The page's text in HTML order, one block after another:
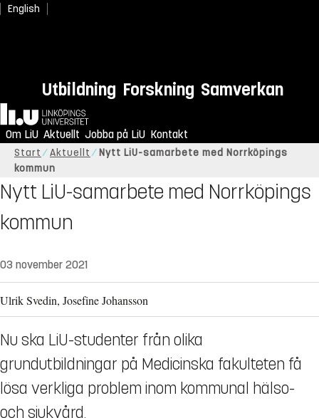
English
Utbildning Forskning Samverkan
Hem
Om LiU Aktuellt Jobba på LiU Kontakt
Start Aktuellt
Nytt LiU-samarbete med Norrköpings
kommun
Nytt LiU-samarbete med Norrköpings
kommun
03 november 2021
Ulrik Svedin, Josefine Johansson
Nu ska LiU-studenter från olika
grundutbildningar på Medicinska fakulteten få
lösa verkliga problem inom kommunal hälso-
och sjukvård.